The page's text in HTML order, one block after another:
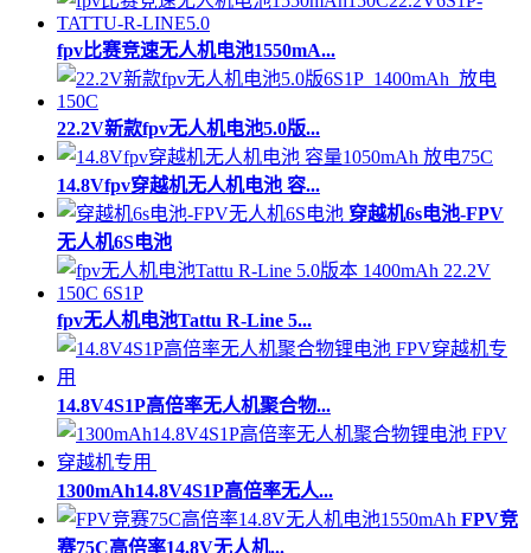
fpv比赛竞速无人机电池1550mA...
22.2V新款fpv无人机电池5.0版...
14.8Vfpv穿越机无人机电池 容...
穿越机6s电池-FPV
无人机6S电池
fpv无人机电池Tattu R-Line 5...
14.8V4S1P高倍率无人机聚合物...
1300mAh14.8V4S1P高倍率无人...
FPV竞
赛75C高倍率14.8V无人机...